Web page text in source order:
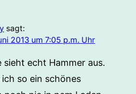
sagt:
2013 um 7:05 p.m. Uhr
sieht echt Hammer aus.
so ein schönes